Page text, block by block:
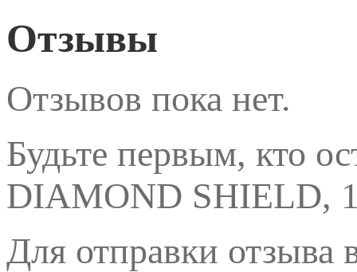
Отзывы
Отзывов пока нет.
Будьте первым, кто
DIAMOND SHIELD,
Для отправки отзыва